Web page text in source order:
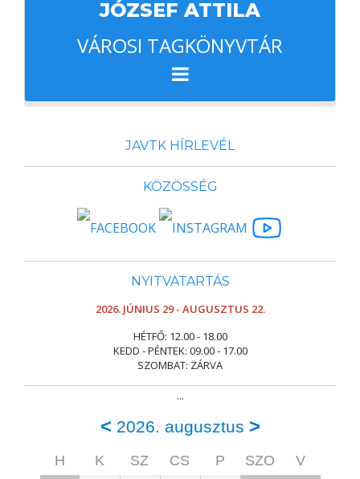
JÓZSEF ATTILA
VÁROSI TAGKÖNYVTÁR
JAVTK HÍRLEVÉL
KÖZÖSSÉG
NYITVATARTÁS
2026. JÚNIUS 29 - AUGUSZTUS 22.
HÉTFŐ: 12.00 - 18.00
KEDD - PÉNTEK: 09.00 - 17.00
SZOMBAT: ZÁRVA
...
< 2026. augusztus >
H K SZ CS P SZO V